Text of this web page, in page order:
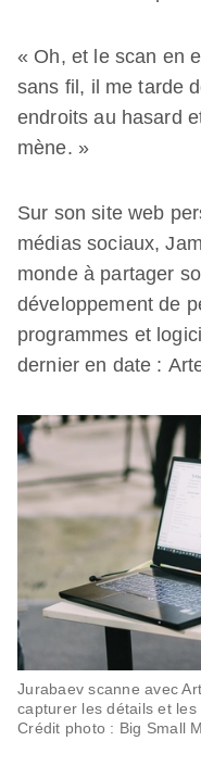
« Oh, et le scan en
sans fil, il me tarde
endroits au hasard
mène. »
Sur son site web
médias sociaux,
monde à partager
développement de
programmes et
dernier en date :
Jurabaev scanne avec
capturer les détails et les
Crédit photo : Big Small